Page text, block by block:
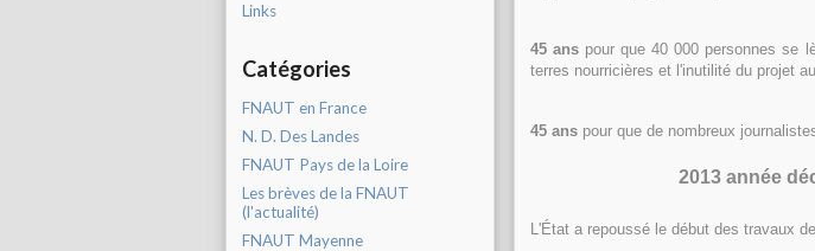
Links
Catégories
FNAUT en France
N. D. Des Landes
FNAUT Pays de la Loire
Les brèves de la FNAUT
(l'actualité)
FNAUT Mayenne
45 ans pour que 40 000 personnes se
terres nourricières et l'inutilité du projet
45 ans pour que de nombreux
2013 année
L'État a repoussé le début des travaux